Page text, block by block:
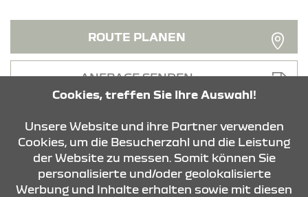
ROUTE PLANEN
ANFRAGE SENDEN
KONTAKT & ANFAHRT
Cookies, treffen Sie Ihre Auswahl!
Unsere Website und ihre Partner verwenden
Cookies, um die Besucherzahl und die Leistung
der Website zu messen. Somit können Sie
personalisierte und/oder geolokalisierte
Werbung und Inhalte erhalten sowie mit diesen